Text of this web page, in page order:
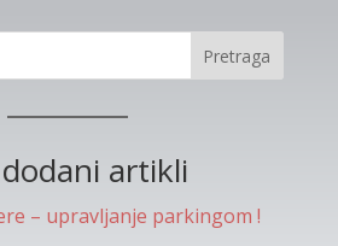
Pretraga
artikli
– upravljanje parkingom !